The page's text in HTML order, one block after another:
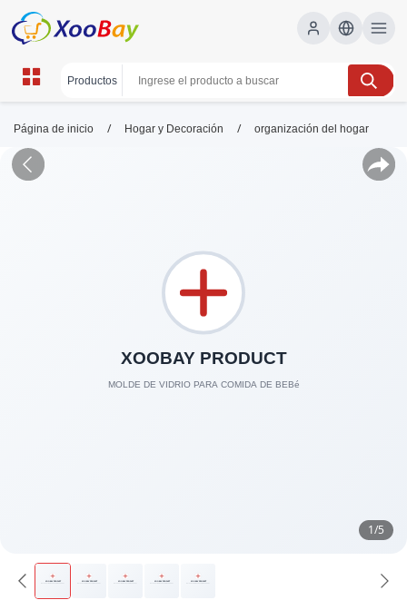
Página de inicio / Hogar y Decoración / organización del hogar
1/5